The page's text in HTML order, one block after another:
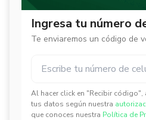
Ingresa tu número
Te enviaremos un código de
Al hacer click en "Recibir código",
tus datos según nuestra
que conoces nuestra Política de